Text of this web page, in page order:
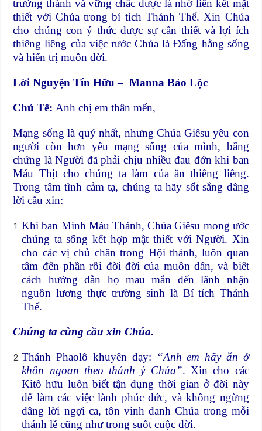
trưởng thành và vững chắc được là nhờ liên kết mật
thiết với Chúa trong bí tích Thánh Thể. Xin Chúa
cho chúng con ý thức được sự cần thiết và lợi ích
thiêng liêng của việc rước Chúa là Đấng hằng sống
và hiển trị muôn đời.
Lời Nguyện Tín Hữu – Manna Bảo Lộc
Chủ Tế: Anh chị em thân mến,
Mạng sống là quý nhất, nhưng Chúa Giêsu yêu con
người còn hơn yêu mạng sống của mình, bằng
chứng là Người đã phải chịu nhiều đau đớn khi ban
Máu Thịt cho chúng ta làm của ăn thiêng liêng.
Trong tâm tình cảm tạ, chúng ta hãy sốt sắng dâng
lời cầu xin:
Khi ban Mình Máu Thánh, Chúa Giêsu mong ước
chúng ta sống kết hợp mật thiết với Người. Xin
cho các vị chủ chăn trong Hội thánh, luôn quan
tâm đến phần rỗi đời đời của muôn dân, và biết
cách hướng dẫn họ mau mắn đến lãnh nhận
nguồn lương thực trường sinh là Bí tích Thánh
Thể.
Chúng ta cùng cầu xin Chúa.
Thánh Phaolô khuyên dạy: “Anh em hãy ăn ở
khôn ngoan theo thánh ý Chúa”. Xin cho các
Kitô hữu luôn biết tận dụng thời gian ở đời này
để làm các việc lành phúc đức, và không ngừng
dâng lời ngợi ca, tôn vinh danh Chúa trong mỗi
thánh lễ cũng như trong suốt cuộc đời.